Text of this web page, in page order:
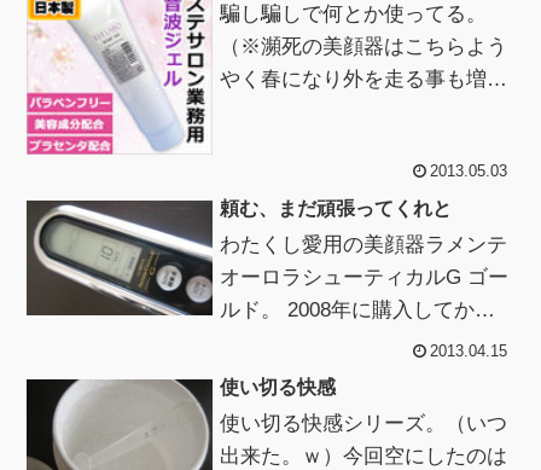
騙し騙しで何とか使ってる。
（※瀕死の美顔器はこちらよう
やく春になり外を走る事も増え
2013.05.03
頼む、まだ頑張ってくれと
わたくし愛用の美顔器ラメンテ
オーロラシューティカルG ゴー
ルド。 2008年に購入してから
早5年・・・λ...... ｶｻｯ使うとそ
れなりに調子が良いの...
2013.04.15
使い切る快感
使い切る快感シリーズ。（いつ
出来た。ｗ）今回空にしたのは